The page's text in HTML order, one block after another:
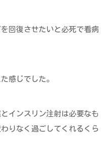
回復させたいと必死で看病
感じでした。
インスリン注射は必要なも
りなく過ごしてくれるくら